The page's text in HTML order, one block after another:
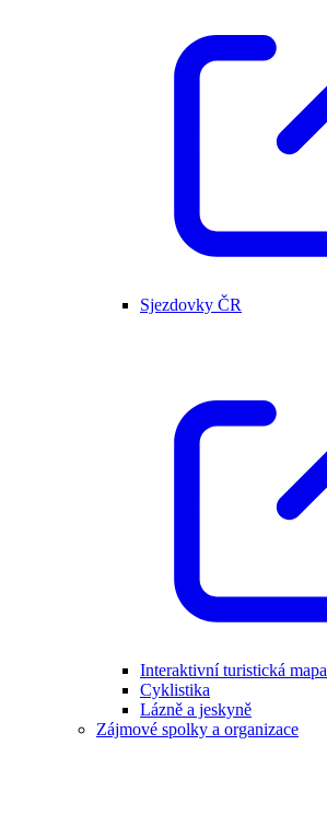
Sjezdovky ČR
Interaktivní turistická mapa
Cyklistika
Lázně a jeskyně
Zájmové spolky a organizace